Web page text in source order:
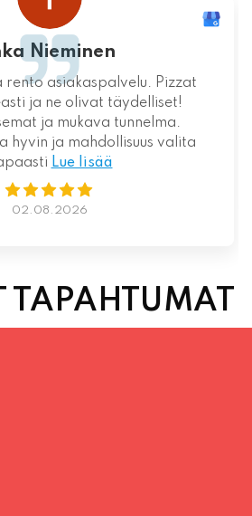
Nieminen
rento asiakaspalvelu. Pizzat
ja ne olivat täydelliset!
ja mukava tunnelma.
hyvin ja mahdollisuus valita
Lue lisää
02.08.2026
TAPAHTUMAT